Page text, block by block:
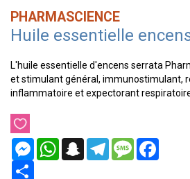
PHARMASCIENCE
Huile essentielle
L'huile essentielle d'encens serrata
et stimulant général, immunostimulant,
inflammatoire et expectorant
MessengerWhatsAppSnapchatTelegramMessage